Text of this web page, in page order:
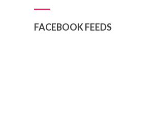
FACEBOOK FEEDS